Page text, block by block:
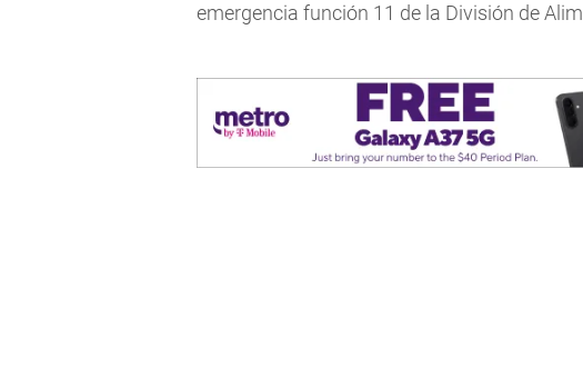
emergencia función 11 de la División de